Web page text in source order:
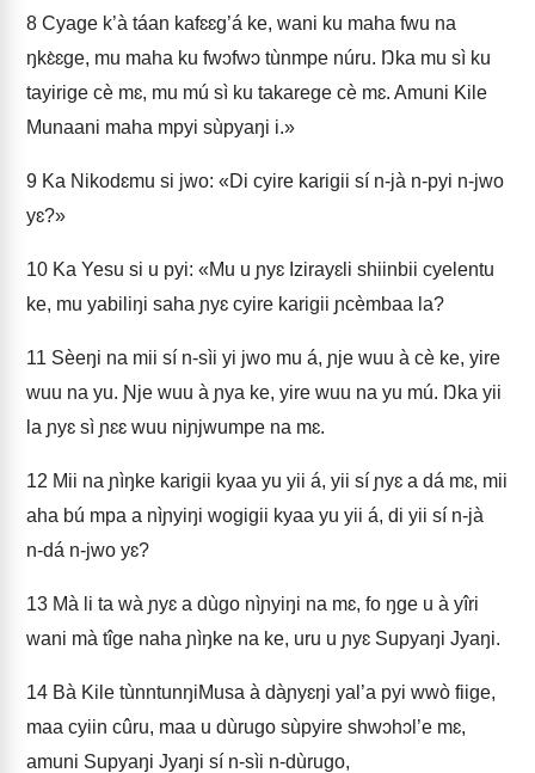
8 Cyage k’à táan kafɛɛg’á ke, wani ku maha fwu na
ŋkɛ̀ɛge, mu maha ku fwɔfwɔ tùnmpe núru. Ŋka mu sì ku
tayirige cè mɛ, mu mú sì ku takarege cè mɛ. Amuni Kile
Munaani maha mpyi sùpyaŋi i.»
9 Ka Nikodɛmu si jwo: «Di cyire karigii sí n‑jà n‑pyi n‑jwo
yɛ?»
10 Ka Yesu si u pyi: «Mu u ɲyɛ Izirayɛli shiinbii cyelentu
ke, mu yabiliŋi saha ɲyɛ cyire karigii ɲcèmbaa la?
11 Sèeŋi na mii sí n‑sìi yi jwo mu á, ɲje wuu à cè ke, yire
wuu na yu. Ɲje wuu à ɲya ke, yire wuu na yu mú. Ŋka yii
la ɲyɛ sì ɲɛɛ wuu niɲjwumpe na mɛ.
12 Mii na ɲìŋke karigii kyaa yu yii á, yii sí ɲyɛ a dá mɛ, mii
aha bú mpa a nìɲyiŋi wogigii kyaa yu yii á, di yii sí n‑jà
n‑dá n‑jwo yɛ?
13 Mà li ta wà ɲyɛ a dùgo nìɲyiŋi na mɛ, fo ŋge u à yîri
wani mà tîge naha ɲìŋke na ke, uru u ɲyɛ Supyaŋi Jyaŋi.
14 Bà Kile tùnntunŋiMusa à dàɲyɛŋi yal’a pyi wwò fiige,
maa cyiin cûru, maa u dùrugo sùpyire shwɔhɔl’e mɛ,
amuni Supyaŋi Jyaŋi sí n‑sìi n‑dùrugo,